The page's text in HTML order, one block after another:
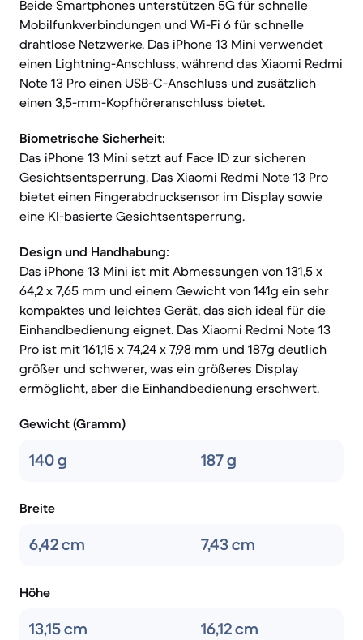
Beide Smartphones unterstützen 5G für schnelle
Mobilfunkverbindungen und Wi-Fi 6 für schnelle
drahtlose Netzwerke. Das iPhone 13 Mini verwendet
einen Lightning-Anschluss, während das Xiaomi Redmi
Note 13 Pro einen USB-C-Anschluss und zusätzlich
einen 3,5-mm-Kopfhöreranschluss bietet.
Biometrische Sicherheit:
Das iPhone 13 Mini setzt auf Face ID zur sicheren
Gesichtsentsperrung. Das Xiaomi Redmi Note 13 Pro
bietet einen Fingerabdrucksensor im Display sowie
eine KI-basierte Gesichtsentsperrung.
Design und Handhabung:
Das iPhone 13 Mini ist mit Abmessungen von 131,5 x
64,2 x 7,65 mm und einem Gewicht von 141g ein sehr
kompaktes und leichtes Gerät, das sich ideal für die
Einhandbedienung eignet. Das Xiaomi Redmi Note 13
Pro ist mit 161,15 x 74,24 x 7,98 mm und 187g deutlich
größer und schwerer, was ein größeres Display
ermöglicht, aber die Einhandbedienung erschwert.
Gewicht (Gramm)
140 g 187 g
Breite
6,42 cm 7,43 cm
Höhe
13,15 cm 16,12 cm